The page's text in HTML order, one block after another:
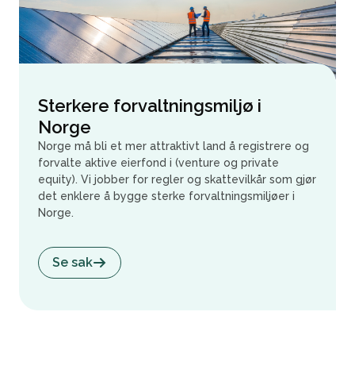
Sterkere forvaltningsmiljø i
Norge
Norge må bli et mer attraktivt land å registrere og
forvalte aktive eierfond i (venture og private
equity). Vi jobber for regler og skattevilkår som gjør
det enklere å bygge sterke forvaltningsmiljøer i
Norge.
Se sak